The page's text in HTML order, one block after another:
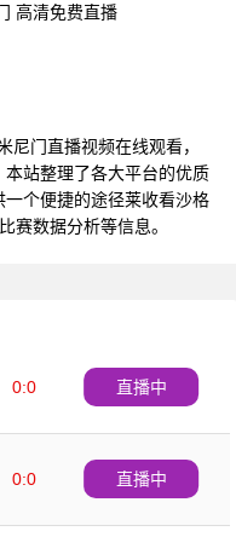
高清免费直播
尼门直播视频在线观看，
站整理了各大平台的优质
个便捷的途径莱收看沙格
赛数据分析等信息。
0:0
直播中
0:0
直播中